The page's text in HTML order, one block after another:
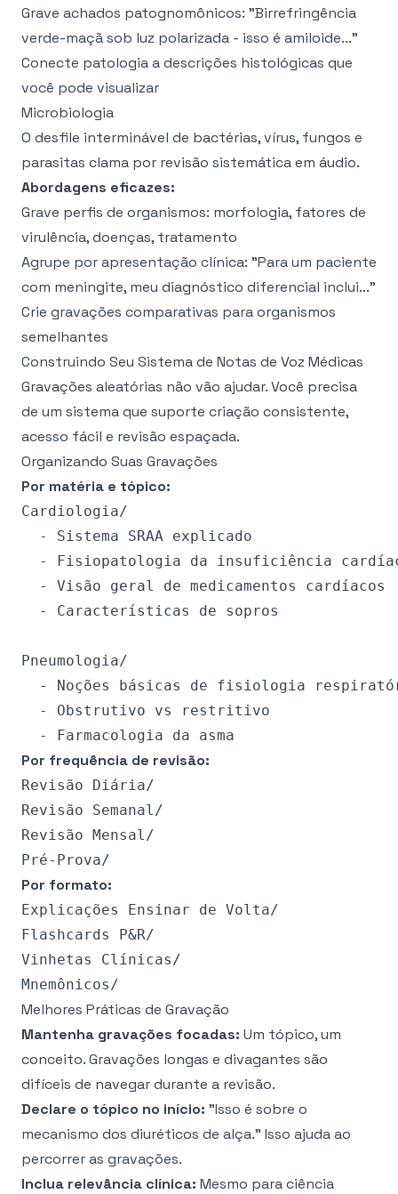
Grave achados patognomônicos: "Birrefringência
verde-maçã sob luz polarizada - isso é amiloide..."
Conecte patologia a descrições histológicas que
você pode visualizar
Microbiologia
O desfile interminável de bactérias, vírus, fungos e
parasitas clama por revisão sistemática em áudio.
Abordagens eficazes:
Grave perfis de organismos: morfologia, fatores de
virulência, doenças, tratamento
Agrupe por apresentação clínica: "Para um paciente
com meningite, meu diagnóstico diferencial inclui..."
Crie gravações comparativas para organismos
semelhantes
Construindo Seu Sistema de Notas de Voz Médicas
Gravações aleatórias não vão ajudar. Você precisa
de um sistema que suporte criação consistente,
acesso fácil e revisão espaçada.
Organizando Suas Gravações
Por matéria e tópico:
Cardiologia/
  - Sistema SRAA explicado
- Fisiopatologia da insuficiência
  - Visão geral de medicamentos cardíacos
  - Características de sopros
Pneumologia/
- Noções básicas de fisiologia
  - Obstrutivo vs restritivo
Por frequência de revisão:
Revisão Diária/
Revisão Semanal/
Revisão Mensal/
Por formato:
Explicações Ensinar de Volta/
Flashcards P&R/
Vinhetas Clínicas/
Melhores Práticas de Gravação
Mantenha gravações focadas: Um tópico, um
conceito. Gravações longas e divagantes são
difíceis de navegar durante a revisão.
Declare o tópico no início: "Isso é sobre o
mecanismo dos diuréticos de alça." Isso ajuda ao
percorrer as gravações.
Inclua relevância clínica: Mesmo para ciência